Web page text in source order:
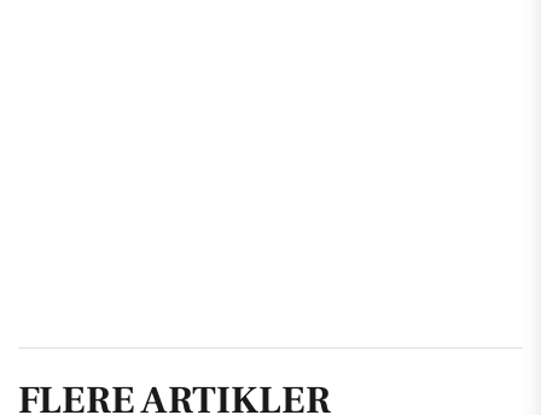
FLERE ARTIKLER